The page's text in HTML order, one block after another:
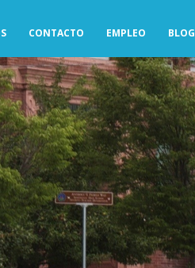
CONTACTO EMPLEO BLOG